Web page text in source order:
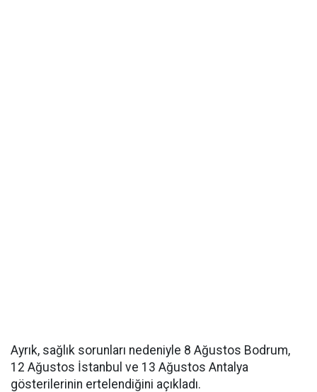
Ayrık, sağlık sorunları nedeniyle 8 Ağustos Bodrum,
12 Ağustos İstanbul ve 13 Ağustos Antalya
gösterilerinin ertelendiğini açıkladı.